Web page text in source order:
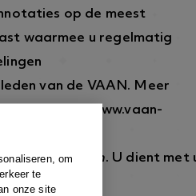
om
te
onze site
op de meest
waarmee u regelmatig
van de VAAN. Meer
https://www.vaan-
knopInloggen. U dient met
krijgen.